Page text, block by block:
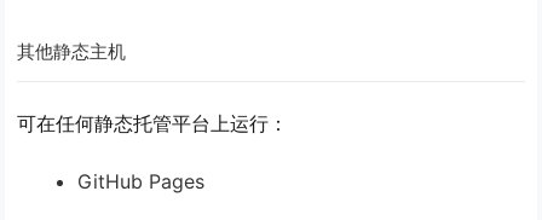
其他静态主机
可在任何静态托管平台上运行：
GitHub Pages